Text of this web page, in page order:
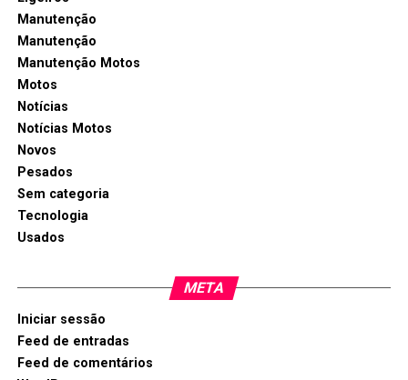
Manutenção
Manutenção
Manutenção Motos
Motos
Notícias
Notícias Motos
Novos
Pesados
Sem categoria
Tecnologia
Usados
META
Iniciar sessão
Feed de entradas
Feed de comentários